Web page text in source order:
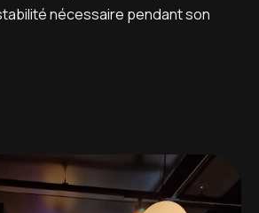
nécessaire pendant son